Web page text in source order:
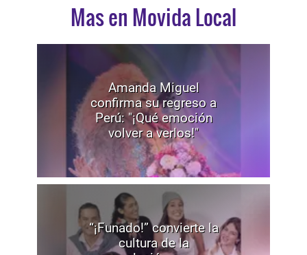
Mas en Movida Local
Amanda Miguel
confirma su regreso a
Perú: "¡Qué emoción
volver a verlos!"
“¡Funado!” convierte la
cultura de la